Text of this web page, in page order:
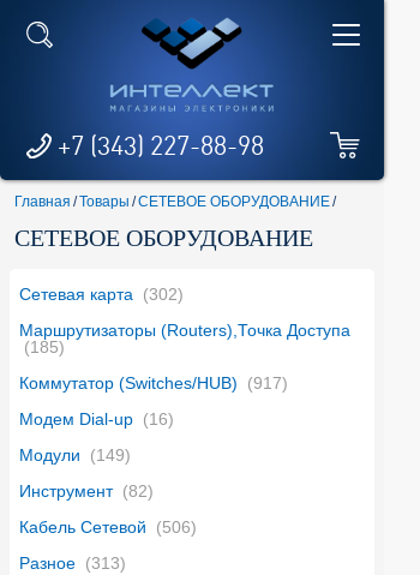
+7 (343) 227-88-98
Главная /Товары /СЕТЕВОЕ ОБОРУДОВАНИЕ/
СЕТЕВОЕ ОБОРУДОВАНИЕ
Сетевая карта (302)
Маршрутизаторы (Routers),Точка Доступа
(185)
Коммутатор (Switches/HUB)
(917)
Модем Dial-up (16)
Модули
(149)
Инструмент (82)
Кабель Сетевой
(506)
Разное (313)